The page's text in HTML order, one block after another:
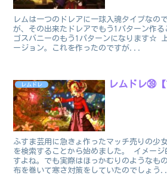
レムは一つのドレアに一球入魂タイプなの
が、その出来たドレアでもう1パターン作
ゴスバニーのもう1パターンになります☆
ージョン。これを作ったのですが...
レムドレ レムドレ㊴
ふすま芸用に急きょ作ったマッチ売りの少
を検索することから始めました。 イメー
すよね。でも実際はほっかむりのようなも
布を巻いて寒さ対策をしていたのでしょう